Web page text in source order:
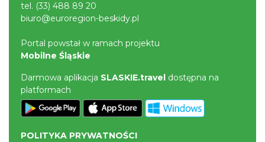
tel. (33) 488 89 20
biuro@euroregion-beskidy.pl
Portal powstał w ramach projektu
Mobilne Śląskie
Darmowa aplikacja SLASKIE.travel dostępna na
platformach
POLITYKA PRYWATNOŚCI